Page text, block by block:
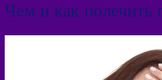
Чем и как полечить